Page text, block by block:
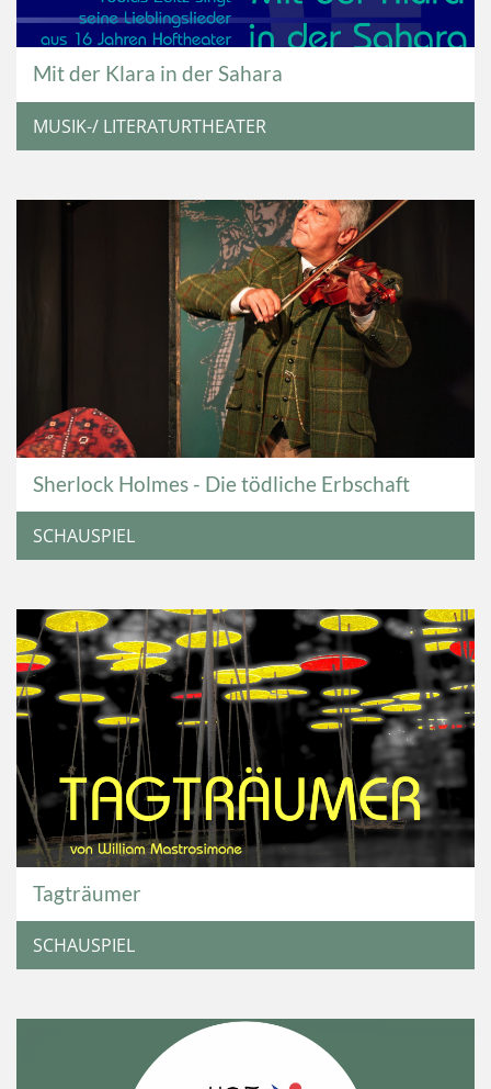
Mit der Klara in der Sahara
MUSIK-/ LITERATURTHEATER
Sherlock Holmes - Die tödliche Erbschaft
SCHAUSPIEL
Tagträumer
SCHAUSPIEL